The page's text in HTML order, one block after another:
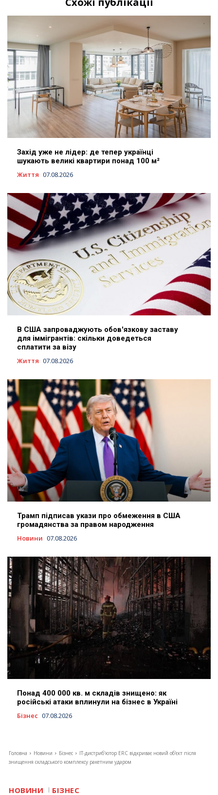
Захід уже не лідер: де тепер українці
шукають великі квартири понад 100 м²
Життя 07.08.2026
В США запроваджують обов'язкову заставу
для іммігрантів: скільки доведеться
сплатити за візу
Життя 07.08.2026
Трамп підписав укази про обмеження в США
громадянства за правом народження
Новини 07.08.2026
Понад 400 000 кв. м складів знищено: як
російські атаки вплинули на бізнес в Україні
Бізнес 07.08.2026